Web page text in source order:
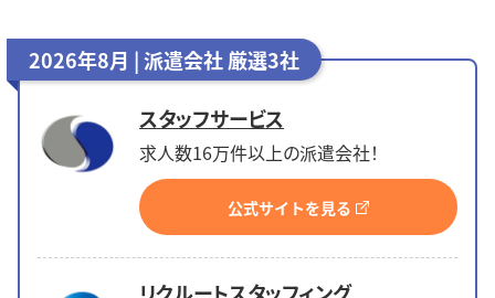
2026年8月 | 派遣会社 厳選3社
スタッフサービス
求人数16万件以上の派遣会社！
公式サイトを見る